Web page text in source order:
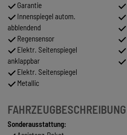
Garantie
Innenspiegel autom.
abblendend
Regensensor
Elektr. Seitenspiegel
anklappbar
Elektr. Seitenspiegel
Metallic
FAHRZEUGBESCHREIBUNG
Sonderausstattung: